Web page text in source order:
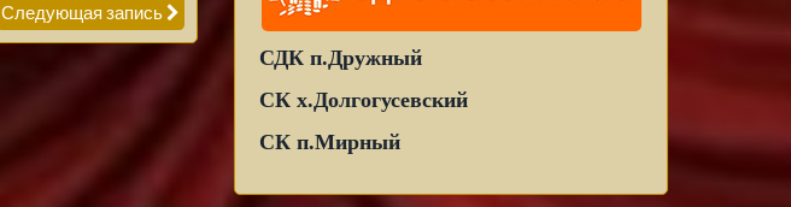
Следующая запись
СДК п.Дружный
СК х.Долгогусевский
СК п.Мирный